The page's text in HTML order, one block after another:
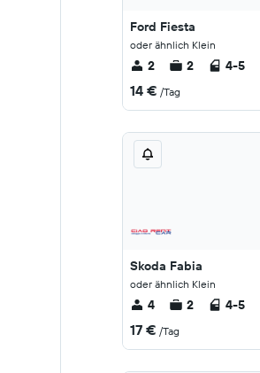
Ford Fiesta
oder ähnlich Klein
2 2 4-5
14 € /Tag
Skoda Fabia
oder ähnlich Klein
4 2 4-5
17 € /Tag